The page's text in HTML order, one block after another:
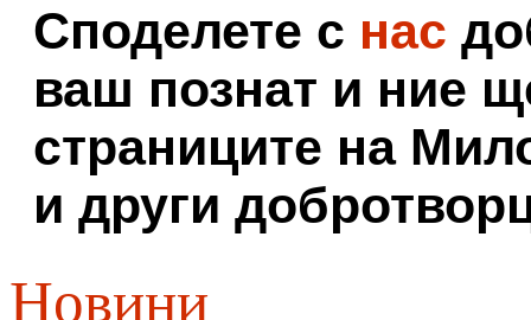
Споделете с нас
ваш познат и ние
страниците на
и други
Новини